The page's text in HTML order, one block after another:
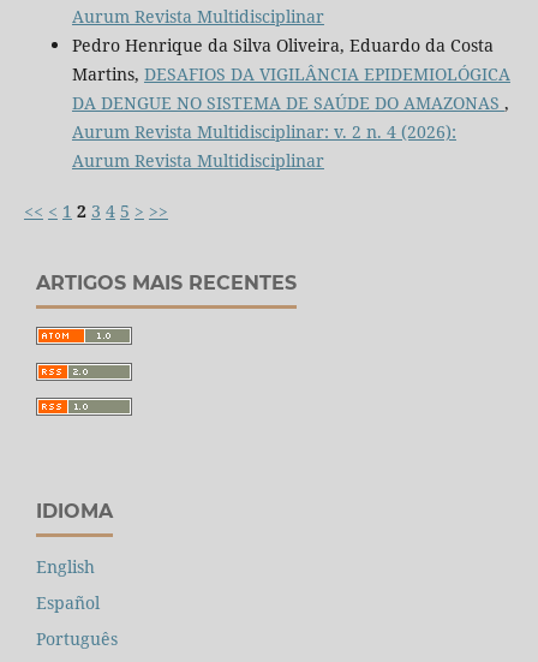
Aurum Revista Multidisciplinar
Pedro Henrique da Silva Oliveira, Eduardo da Costa
Martins, DESAFIOS DA VIGILÂNCIA EPIDEMIOLÓGICA
DA DENGUE NO SISTEMA DE SAÚDE DO AMAZONAS ,
Aurum Revista Multidisciplinar: v. 2 n. 4 (2026):
Aurum Revista Multidisciplinar
<< < 1 2 3 4 5 > >>
ARTIGOS MAIS RECENTES
IDIOMA
English
Español
Português